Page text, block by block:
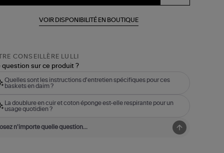
VOIR DISPONIBILITÉ EN BOUTIQUE
CONSEILLÈRE LULLI
question sur ce produit ?
Quelles sont les instructions d'entretien spécifiques pour ces
baskets en daim ?
La doublure en cuir et coton éponge est-elle respirante pour un
usage quotidien ?